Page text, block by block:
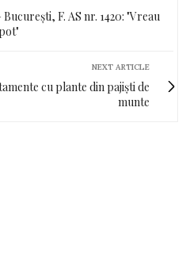
F. AS nr. 1420: "Vreau
NEXT ARTICLE
cu plante din pajiști de
munte